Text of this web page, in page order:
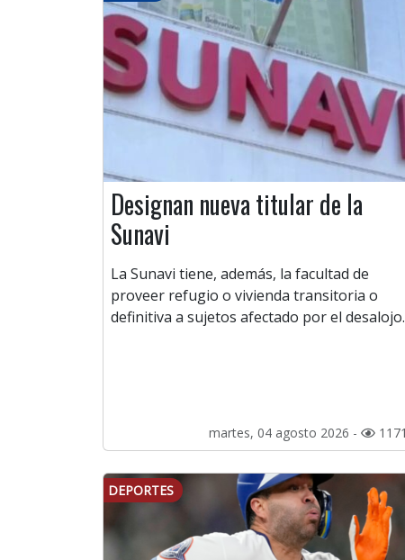
Designan nueva titular de la
Sunavi
La Sunavi tiene, además, la facultad de
proveer refugio o vivienda transitoria o
definitiva a sujetos afectado por el desalojo.
martes, 04 agosto 2026 - 1171
DEPORTES